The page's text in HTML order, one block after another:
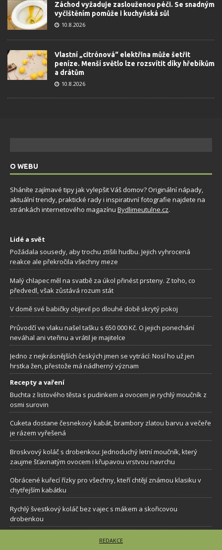
Záchod vyžaduje zaslouženou péči. Se snadným
vyčištěním pomůže i kuchyňská sůl
10.8.2026
Vlastní „citrónová“ elektřina může šetřit
peníze. Menší světlo lze rozsvítit díky hřebíkům
a drátům
10.8.2026
O WEBU
Sháníte zajímavé tipy jak vylepšit Váš domov? Originální nápady,
aktuální trendy, praktické rady i inspirativní fotografie najdete na
stránkách internetového magazínu Bydlimeutulne.cz.
Lidé a svět
Požádala sousedy, aby trochu ztišili hudbu. Jejich vyhrocená
reakce ale překročila všechny meze
Malý chlapec měl na svatbě za úkol přinést prsteny. Z toho, co
předvedl, však zůstává rozum stát
V domě své babičky objevil po dlouhé době skrytý pokoj
Průvodčí ve vlaku našel tašku s 650 000 Kč. O jejich ponechání
neváhal ani vteřinu a vrátil je majitelce
Jedno z nejkrásnějších českých jmen se vytrácí: Nosí ho už jen
hrstka žen, přestože má nádherný význam
Recepty a vaření
Buchta z listového těsta s pudinkem a ovocem je rychlý moučník z
osmi surovin
Cuketa dostane česnekový kabát, brambory zlatou barvu a večeře
je rázem vyřešená
Broskvový koláč s drobenkou: Jednoduchý letní moučník, který
zaujme šťavnatým ovocem i křupavou vrstvou navrchu
Obrácené kuřecí řízky pro všechny, kteří chtějí známou klasiku v
chytřejším kabátku
Rychlý švestkový koláč bez vajec s mákem a skořicovou
drobenkou
REDAKCE